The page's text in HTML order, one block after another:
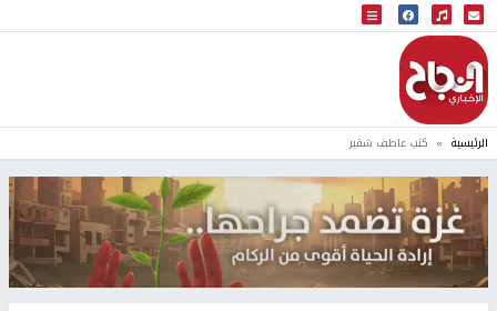
البث المباشر
إذاعة النجاح
الرئيسية كتب عاطف شقير